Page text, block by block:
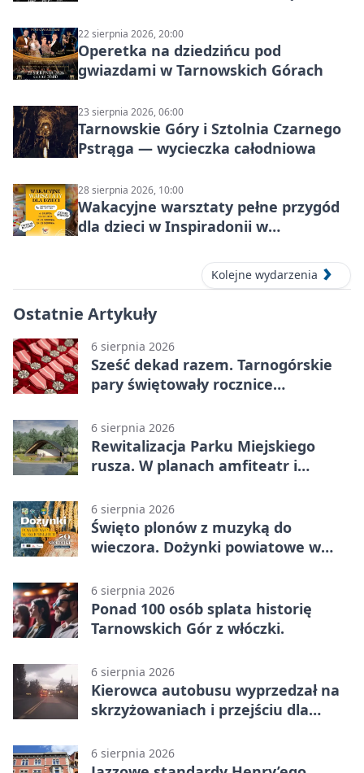
22 sierpnia 2026, 20:00
Operetka na dziedzińcu pod
gwiazdami w Tarnowskich Górach
23 sierpnia 2026, 06:00
Tarnowskie Góry i Sztolnia Czarnego
Pstrąga — wycieczka całodniowa
28 sierpnia 2026, 10:00
Wakacyjne warsztaty pełne przygód
dla dzieci w Inspiradonii w
Kolejne wydarzenia
Ostatnie Artykuły
6 sierpnia 2026
Sześć dekad razem. Tarnogórskie
pary świętowały rocznice
6 sierpnia 2026
Rewitalizacja Parku Miejskiego
rusza. W planach amfiteatr i
6 sierpnia 2026
Święto plonów z muzyką do
wieczora. Dożynki powiatowe w
6 sierpnia 2026
Ponad 100 osób splata historię
Tarnowskich Gór z włóczki.
6 sierpnia 2026
Kierowca autobusu wyprzedzał na
skrzyżowaniach i przejściu dla
6 sierpnia 2026